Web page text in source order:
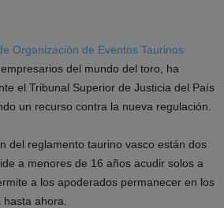
Organización de Eventos Taurinos
del mundo del toro, ha
el Tribunal Superior de Justicia del País
un recurso contra la nueva regulación.
del reglamento taurino vasco están dos
a menores de 16 años acudir solos a
a los apoderados permanecer en los
ahora.